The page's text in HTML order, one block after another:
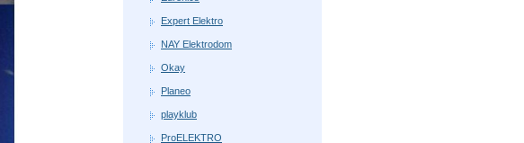
Expert Elektro
NAY Elektrodom
Okay
Planeo
playklub
ProELEKTRO